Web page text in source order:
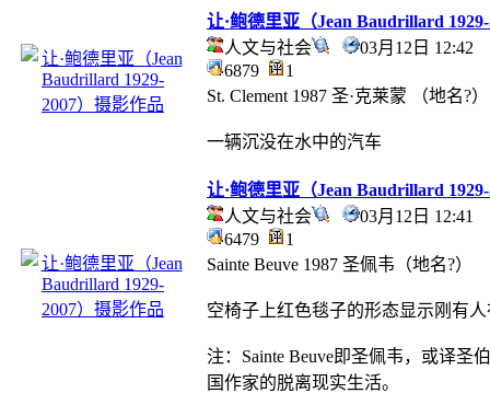
让·鲍德里亚（Jean Baudrillard
人文与社会
03月12日 12:42
6879
1
St. Clement 1987 圣·克莱蒙 （地名?
一辆沉没在水中的汽车
让·鲍德里亚（Jean Baudrillard
人文与社会
03月12日 12:41
6479
1
Sainte Beuve 1987 圣佩韦（地名?）
空椅子上红色毯子的形态显示刚有
注：Sainte Beuve即圣佩韦，或译圣
国作家的脱离现实生活。